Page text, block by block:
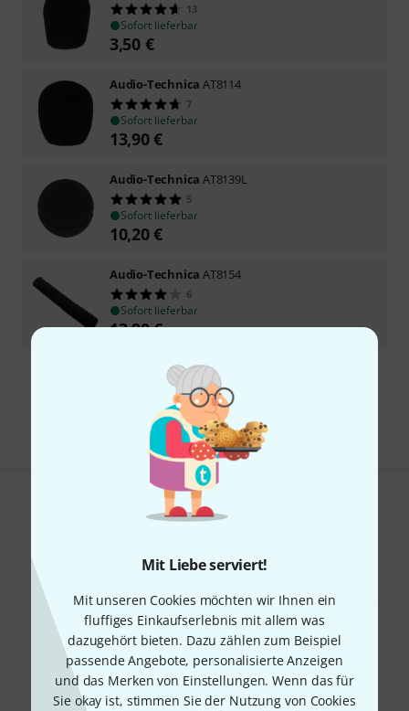
Mit Liebe serviert!
Mit unseren Cookies möchten wir Ihnen ein
fluffiges Einkaufserlebnis mit allem was
dazugehört bieten. Dazu zählen zum Beispiel
passende Angebote, personalisierte Anzeigen
und das Merken von Einstellungen. Wenn das für
Sie okay ist, stimmen Sie der Nutzung von Cookies
13
Sofort lieferbar
3,50 €
Audio-Technica AT8114
7
Sofort lieferbar
13,90€
Audio-Technica AT8139L
5
Sofort lieferbar
10,20€
Audio-Technica AT8154
6
Sofort lieferbar
13,90€
Kostenloser Versand ab 29 €
Alle Preise inkl. MwSt.
Gefällt Ihnen, was Sie sehen?